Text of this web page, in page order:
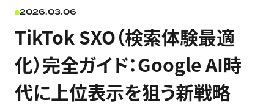
2026.03.06
TikTok SXO（検索体験最適
化）完全ガイド：Google AI時
代に上位表示を狙う新戦略